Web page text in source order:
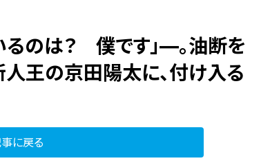
るのは？ 僕です」―。油断を
王の京田陽太に、付け入る
に戻る